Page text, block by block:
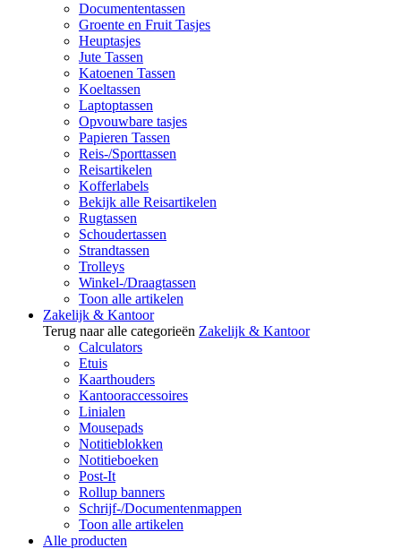
Documententassen
Groente en Fruit Tasjes
Heuptasjes
Jute Tassen
Katoenen Tassen
Koeltassen
Laptoptassen
Opvouwbare tasjes
Papieren Tassen
Reis-/Sporttassen
Reisartikelen
Kofferlabels
Bekijk alle Reisartikelen
Rugtassen
Schoudertassen
Strandtassen
Trolleys
Winkel-/Draagtassen
Toon alle artikelen
Zakelijk & Kantoor
Terug naar alle categorieën Zakelijk & Kantoor
Calculators
Etuis
Kaarthouders
Kantooraccessoires
Linialen
Mousepads
Notitieblokken
Notitieboeken
Post-It
Rollup banners
Schrijf-/Documentenmappen
Toon alle artikelen
Alle producten